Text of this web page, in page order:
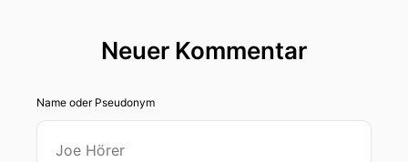
Neuer Kommentar
Name oder Pseudonym